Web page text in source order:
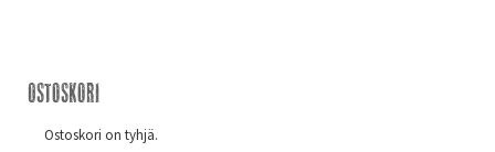
Ostoskori
Ostoskori on tyhjä.